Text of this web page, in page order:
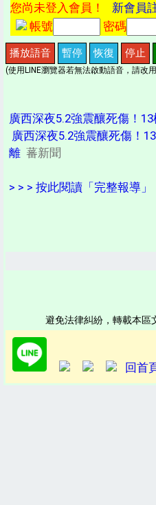
您尚未登入會員！ 新會員
帳號
密碼
播放語音 暫停 恢復 停止
(使用LINE瀏覽器若無法啟動語音，請改
廣西深夜5.2強震釀死傷！
廣西深夜5.2強震釀死傷！
離 蕃新聞
> > > 按此閱讀「完整報導」
避免法律糾紛，轉載本區
回首